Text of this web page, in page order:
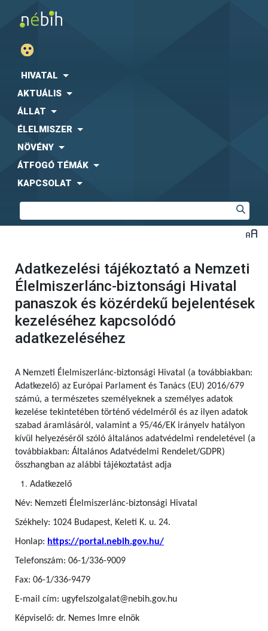
HIVATAL
AKTUÁLIS
ÁLLAT
ÉLELMISZER
NÖVÉNY
ÁTFOGÓ TÉMÁK
KAPCSOLAT
Adatkezelési tájékoztató a Nemzeti
Élelmiszerlánc-biztonsági Hivatal
panaszok és közérdekű bejelentések
kezeléséhez kapcsolódó
adatkezeléséhez
A Nemzeti Élelmiszerlánc-biztonsági Hivatal (a továbbiakban:
Adatkezelő) az Európai Parlament és Tanács (EU) 2016/679
számú, a természetes személyeknek a személyes adatok
kezelése tekintetében történő védelméről és az ilyen adatok
szabad áramlásáról, valamint a 95/46/EK irányelv hatályon
kívül helyezéséről szóló általános adatvédelmi rendeletével (a
továbbiakban: Általános Adatvédelmi Rendelet/GDPR)
összhangban az alábbi tájékoztatást adja
Adatkezelő
Név: Nemzeti Élelmiszerlánc-biztonsági Hivatal
Székhely: 1024 Budapest, Keleti K. u. 24.
Honlap: https://portal.nebih.gov.hu/
Telefonszám: 06-1/336-9009
Fax: 06-1/336-9479
E-mail cím: ugyfelszolgalat@nebih.gov.hu
Képviselő: dr. Nemes Imre elnök